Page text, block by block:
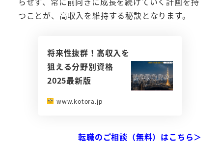
つことが、高収入を維持する秘訣となります。
将来性抜群！高収入を
狙える分野別資格
2025最新版
www.kotora.jp
転職のご相談（無料）はこちら＞